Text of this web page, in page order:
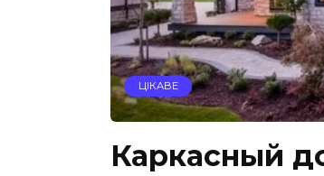
ЦІКАВЕ
Каркасный